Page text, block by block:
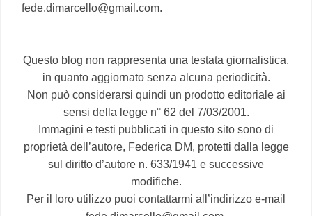
fede.dimarcello@gmail.com.
Questo blog non rappresenta una testata giornalistica,
in quanto aggiornato senza alcuna periodicità.
Non può considerarsi quindi un prodotto editoriale ai
sensi della legge n° 62 del 7/03/2001.
Immagini e testi pubblicati in questo sito sono di
proprietà dell’autore, Federica DM, protetti dalla legge
sul diritto d’autore n. 633/1941 e successive
modifiche.
Per il loro utilizzo puoi contattarmi all’indirizzo e-mail